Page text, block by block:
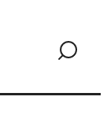
Siirry